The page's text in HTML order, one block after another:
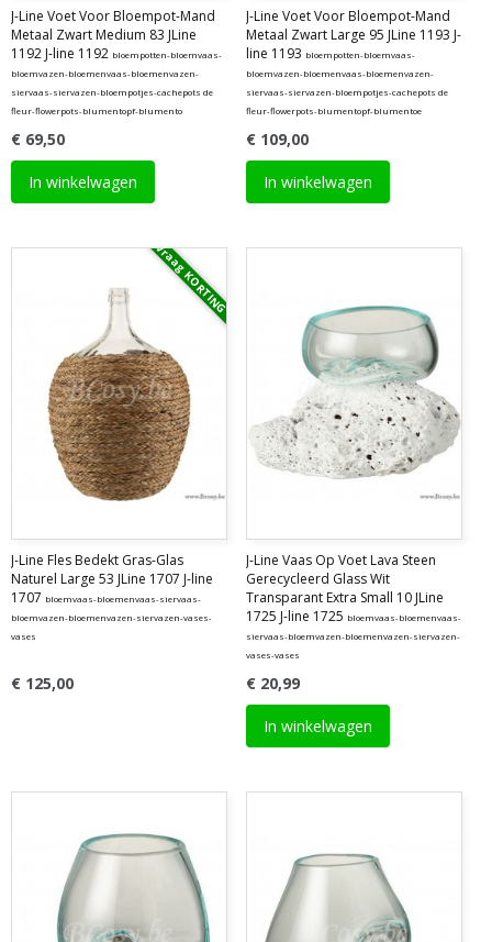
J-Line Voet Voor Bloempot-Mand
Metaal Zwart Medium 83 JLine
1192 J-line 1192 bloempotten-bloemvaas-
bloemvazen-bloemenvaas-bloemenvazen-
siervaas-siervazen-bloempotjes-cachepots de
fleur-flowerpots-blumentopf-blumento
€ 69,50
In winkelwagen
J-Line Voet Voor Bloempot-Mand
Metaal Zwart Large 95 JLine 1193 J-
line 1193 bloempotten-bloemvaas-
bloemvazen-bloemenvaas-bloemenvazen-
siervaas-siervazen-bloempotjes-cachepots de
fleur-flowerpots-blumentopf-blumentoe
€ 109,00
In winkelwagen
Vraag KORTING
J-Line Fles Bedekt Gras-Glas
Naturel Large 53 JLine 1707 J-line
1707 bloemvaas-bloemenvaas-siervaas-
bloemvazen-bloemenvazen-siervazen-vases-
vases
€ 125,00
J-Line Vaas Op Voet Lava Steen
Gerecycleerd Glass Wit
Transparant Extra Small 10 JLine
1725 J-line 1725 bloemvaas-bloemenvaas-
siervaas-bloemvazen-bloemenvazen-siervazen-
vases-vases
€ 20,99
In winkelwagen